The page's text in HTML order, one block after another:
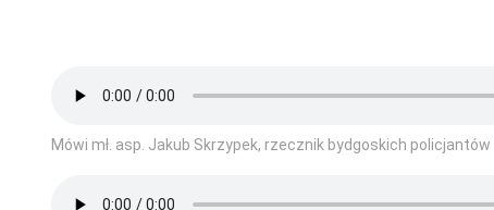
Mówi mł. asp. Jakub Skrzypek, rzecznik bydgoskich policjantów